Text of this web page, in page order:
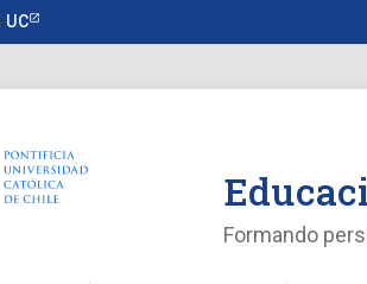
UC
Formando